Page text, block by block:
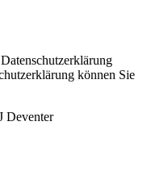
können Sie
Deventer